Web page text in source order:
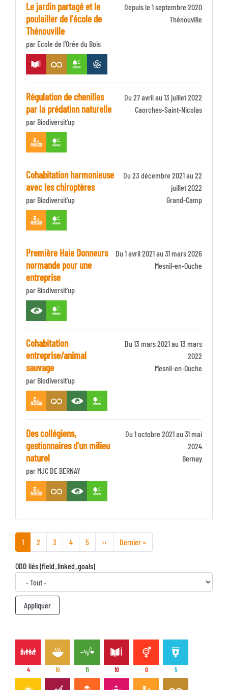
Le jardin partagé et le
poulailler de l'école de
Thénouville
par Ecole de l'Orée du Bois
Depuis le 1 septembre 2020
Thénouville
Régulation de chenilles
par la prédation naturelle
par Biodiversit'up
Du 27 avril au 13 juillet 2022
IdentifiantCaorches-Saint-Nicolas
Cohabitation harmonieuse
avec les chiroptères
par Biodiversit'up
Du 23 décembre 2021 au 22
juillet 2022
Grand-Camp
Première Haie Donneurs
normande pour une
entreprise
par Biodiversit'up
Du 1 avril 2021 au 31 mars 2026
Mesnil-en-Ouche
Cohabitation
entreprise/animal
sauvage
par Biodiversit'up
Du 13 mars 2021 au 13 mars
2022
Mesnil-en-Ouche
Des collégiens,
gestionnaires d'un milieu
naturel
par MJC DE BERNAY
Du 1 octobre 2021 au 31 mai
2024
Bernay
Page
courante
1 Page
2 Page
3 Page
4 Page
5
Page
suivante
››
Dernière
page
Dernier »
ODD liés (field_linked_goals)
4 10 11 10 0 5